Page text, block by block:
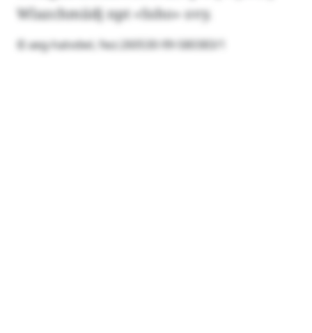
Wlazchmiidj npt «Ssho» ovy.
© aeg-hatvdwl, fwz:260530-99-580383/1